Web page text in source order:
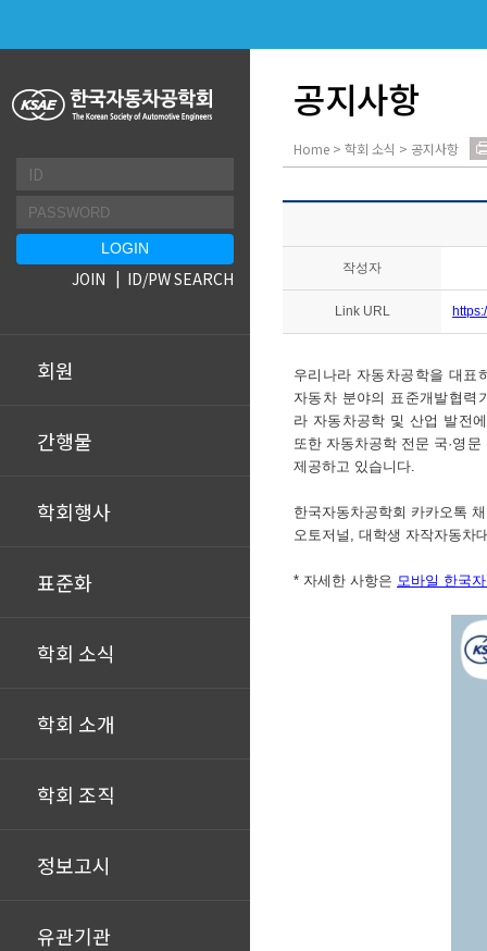
회원
간행물
학회행사
표준화
학회 소식
학회 소개
학회 조직
정보고시
유관기관
JOIN ID/PW SEARCH
공지사항
Home > 학회 소식 > 공지사항
작성자
Link URL
우리나라 자동차공학을 대표
자동차 분야의 표준개발협력
라 자동차공학 및 산업 발전
또한 자동차공학 전문 국·영문
제공하고 있습니다.
한국자동차공학회 카카오톡
오토저널, 대학생 자작자동차
* 자세한 사항은 모바일 한국